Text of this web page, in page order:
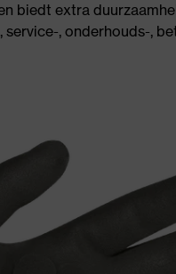
biedt extra
, onderhouds-,